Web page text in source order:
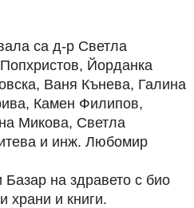
са д-р Светла
Йорданка
Ваня Кънева, Галина
Камен Филипов,
Микова, Светла
и инж. Любомир
на здравето с био
храни и книги.